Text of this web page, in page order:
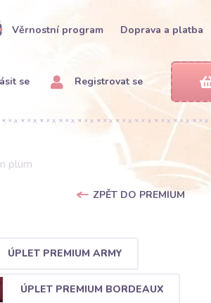
Věrnostní program Doprava a platba
se Registrovat se
plum
ZPĚT DO PREMIUM
ÚPLET PREMIUM ARMY
ÚPLET PREMIUM BORDEAUX